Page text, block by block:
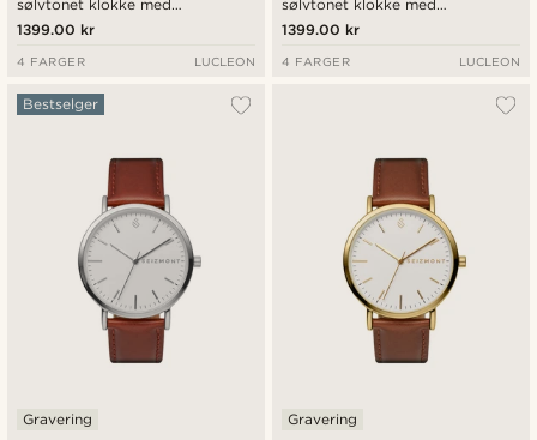
sølvtonet klokke med
kremfarget urskive med
romertall og mørkebrun lærreim
1399.00 kr
4 FARGER LUCLEON
sølvtonet klokke med
kremfarget urskive med
romertall og svart lærreim
1399.00 kr
4 FARGER LUCLEON
Bestselger
Gravering Gravering